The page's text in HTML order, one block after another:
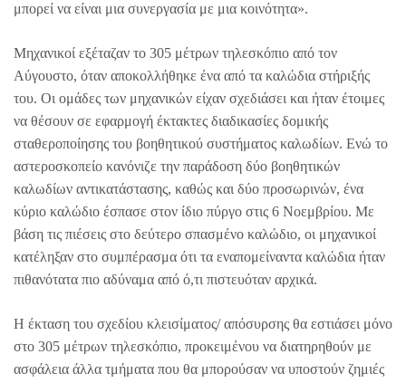
μπορεί να είναι μια συνεργασία με μια κοινότητα».
Μηχανικοί εξέταζαν το 305 μέτρων τηλεσκόπιο από τον
Αύγουστο, όταν αποκολλήθηκε ένα από τα καλώδια στήριξής
του. Οι ομάδες των μηχανικών είχαν σχεδιάσει και ήταν έτοιμες
να θέσουν σε εφαρμογή έκτακτες διαδικασίες δομικής
σταθεροποίησης του βοηθητικού συστήματος καλωδίων. Ενώ το
αστεροσκοπείο κανόνιζε την παράδοση δύο βοηθητικών
καλωδίων αντικατάστασης, καθώς και δύο προσωρινών, ένα
κύριο καλώδιο έσπασε στον ίδιο πύργο στις 6 Νοεμβρίου. Με
βάση τις πιέσεις στο δεύτερο σπασμένο καλώδιο, οι μηχανικοί
κατέληξαν στο συμπέρασμα ότι τα εναπομείναντα καλώδια ήταν
πιθανότατα πιο αδύναμα από ό,τι πιστευόταν αρχικά.
Η έκταση του σχεδίου κλεισίματος/ απόσυρσης θα εστιάσει μόνο
στο 305 μέτρων τηλεσκόπιο, προκειμένου να διατηρηθούν με
ασφάλεια άλλα τμήματα που θα μπορούσαν να υποστούν ζημιές